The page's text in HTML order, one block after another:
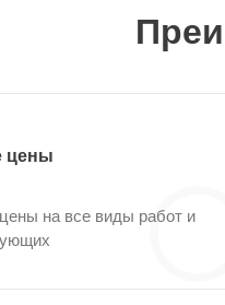
цены
на все виды работ и